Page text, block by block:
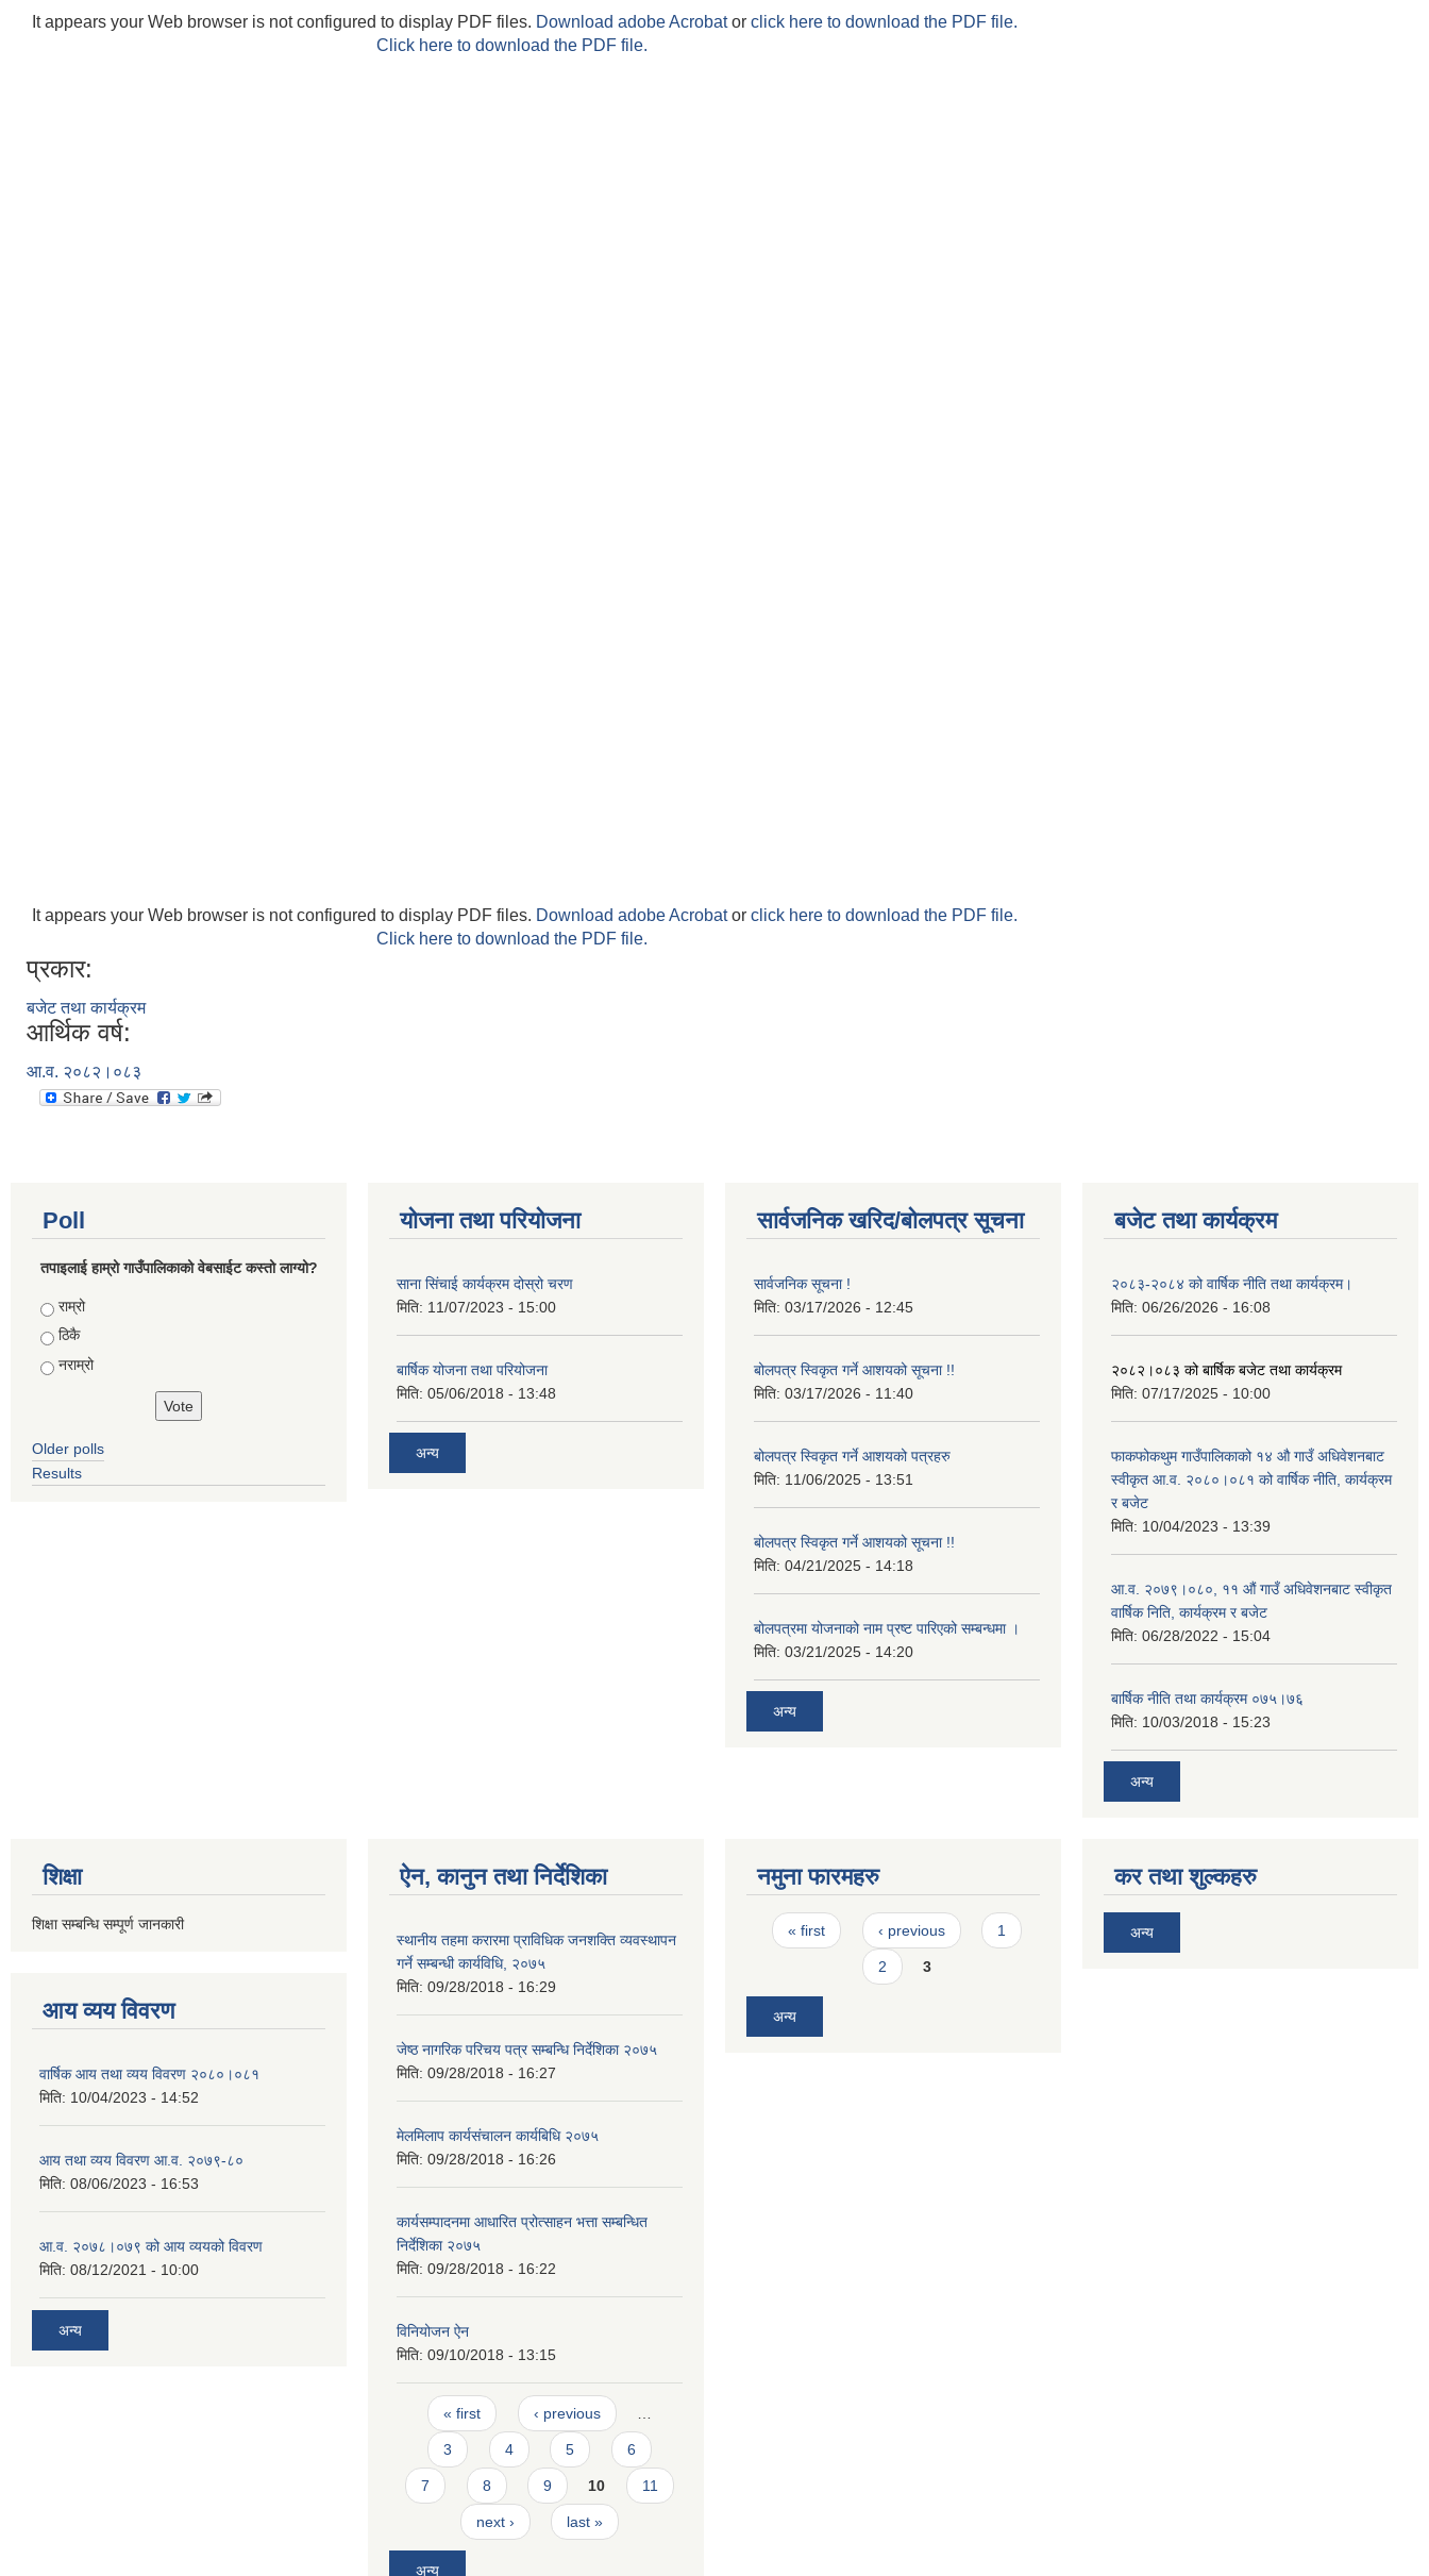
It appears your Web browser is not configured to display PDF files. Download adobe Acrobator click here to download the PDF file.
Click here to download the PDF file.
It appears your Web browser is not configured to display PDF files. Download adobe Acrobator click here to download the PDF file.
Click here to download the PDF file.
प्रकार:
बजेट तथा कार्यक्रम
आर्थिक वर्ष:
आ.व. २०८२।०८३
Poll
तपाइलाई हाम्रो गाउँपालिकाको वेबसाईट कस्तो लाग्यो?
Choices
राम्रो
ठिकै
नराम्रो
Older polls
Results
योजना तथा परियोजना
साना सिंचाई कार्यक्रम दोस्रो चरण
मिति: 11/07/2023 - 15:00
बार्षिक योजना तथा परियोजना
मिति: 05/06/2018 - 13:48
अन्य
सार्वजनिक खरिद/बोलपत्र सूचना
सार्वजनिक सूचना !
मिति: 03/17/2026 - 12:45
बोलपत्र स्विकृत गर्ने आशयको सूचना !!
मिति: 03/17/2026 - 11:40
बोलपत्र स्विकृत गर्ने आशयको पत्रहरु
मिति: 11/06/2025 - 13:51
बोलपत्र स्विकृत गर्ने आशयको सूचना !!
मिति: 04/21/2025 - 14:18
बोलपत्रमा योजनाको नाम प्रष्ट पारिएको सम्बन्धमा ।
मिति: 03/21/2025 - 14:20
अन्य
बजेट तथा कार्यक्रम
२०८३-२०८४ को वार्षिक नीति तथा कार्यक्रम।
मिति: 06/26/2026 - 16:08
२०८२।०८३ को बार्षिक बजेट तथा कार्यक्रम
मिति: 07/17/2025 - 10:00
फाकफोकथुम गाउँपालिकाको १४ औ गाउँ अधिवेशनबाट
स्वीकृत आ.व. २०८०।०८१ को वार्षिक नीति, कार्यक्रम
र बजेट
मिति: 10/04/2023 - 13:39
आ.व. २०७९।०८०, ११ औं गाउँ अधिवेशनबाट स्वीकृत
वार्षिक निति, कार्यक्रम र बजेट
मिति: 06/28/2022 - 15:04
बार्षिक नीति तथा कार्यक्रम ०७५।७६
मिति: 10/03/2018 - 15:23
अन्य
शिक्षा
शिक्षा सम्बन्धि सम्पूर्ण जानकारी
आय व्यय विवरण
वार्षिक आय तथा व्यय विवरण २०८०।०८१
मिति: 10/04/2023 - 14:52
आय तथा व्यय विवरण आ.व. २०७९-८०
मिति: 08/06/2023 - 16:53
आ.व. २०७८।०७९ को आय व्ययको विवरण
मिति: 08/12/2021 - 10:00
अन्य
ऐन, कानुन तथा निर्देशिका
स्थानीय तहमा करारमा प्राविधिक जनशक्ति व्यवस्थापन
गर्ने सम्बन्धी कार्यविधि, २०७५
मिति: 09/28/2018 - 16:29
जेष्ठ नागरिक परिचय पत्र सम्बन्धि निर्देशिका २०७५
मिति: 09/28/2018 - 16:27
मेलमिलाप कार्यसंचालन कार्यबिधि २०७५
मिति: 09/28/2018 - 16:26
कार्यसम्पादनमा आधारित प्रोत्साहन भत्ता सम्बन्धित
निर्देशिका २०७५
मिति: 09/28/2018 - 16:22
विनियोजन ऐन
मिति: 09/10/2018 - 13:15
Pages
« first ‹ previous
3 4 5 6
7 8 9 10 11
next › last »
अन्य
नमुना फारमहरु
Pages
« first ‹ previous 1
2 3
अन्य
कर तथा शुल्कहरु
अन्य